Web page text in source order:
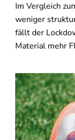
Im Vergleich
weniger
fällt der
Material mehr